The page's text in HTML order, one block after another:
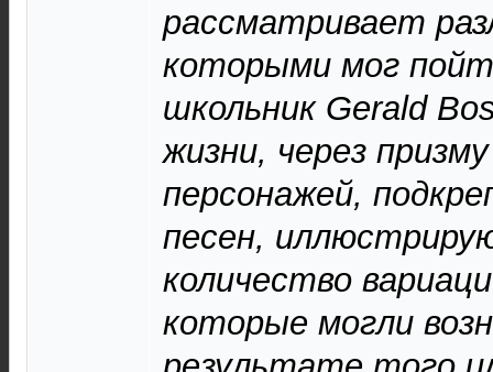
рассматривает
которыми мог
школьник Gerald
жизни, через
персонажей,
песен,
количество
которые могли